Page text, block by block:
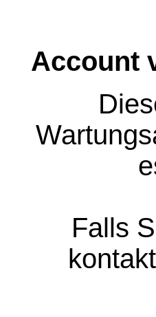
Account
Falls